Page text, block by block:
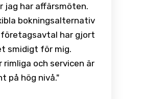
jag har affärsmöten.
bokningsalternativ
företagsavtal har gjort
smidigt för mig.
rimliga och servicen är
på hög nivå."